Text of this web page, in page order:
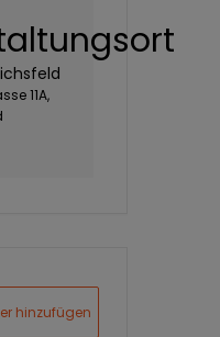
11A,
hinzufügen